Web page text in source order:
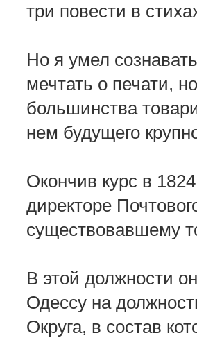
три повести в
Но я умел
мечтать о печати,
большинства
нем будущего
Окончив курс в
директоре
существовавшему
В этой должности
Одессу на
Округа, в состав